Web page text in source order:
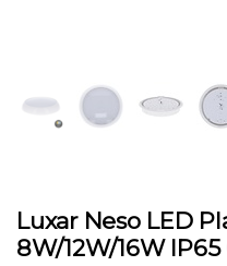
Luxar Neso LED
8W/12W/16W